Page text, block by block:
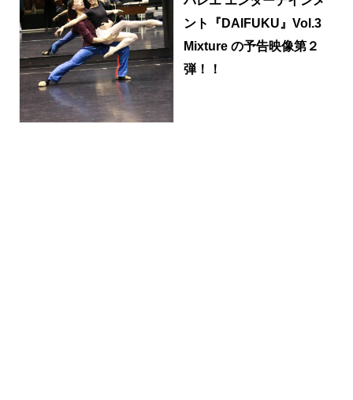
ント『DAIFUKU』Vol.3
Mixture の予告映像第２
弾！！